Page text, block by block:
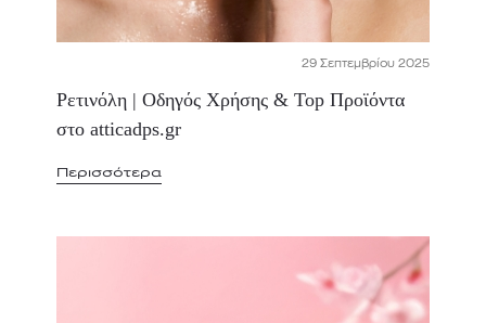
29 Σεπτεμβρίου 2025
Ρετινόλη | Οδηγός Χρήσης & Top Προϊόντα
στο atticadps.gr
Περισσότερα